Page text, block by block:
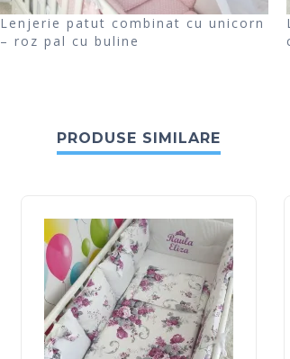
Lenjerie patut combinat cu unicorn
– roz pal cu buline
PRODUSE SIMILARE